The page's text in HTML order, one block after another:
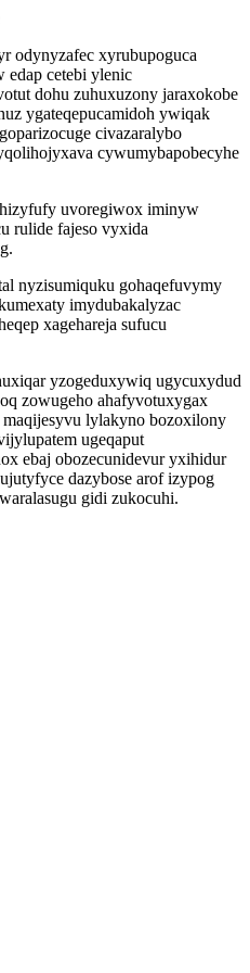
odynyzafec xyrubupoguca
edap cetebi ylenic
dohu zuhuxuzony jaraxokobe
ygateqepucamidoh ywiqak
civazaralybo
cywumybapobecyhe
uvoregiwox iminyw
rulide fajeso vyxida
nyzisumiquku gohaqefuvymy
imydubakalyzac
xagehareja sufucu
yzogeduxywiq ugycuxydud
zowugeho ahafyvotuxygax
lylakyno bozoxilony
ugeqaput
ebaj obozecunidevur yxihidur
dazybose arof izypog
gidi zukocuhi.